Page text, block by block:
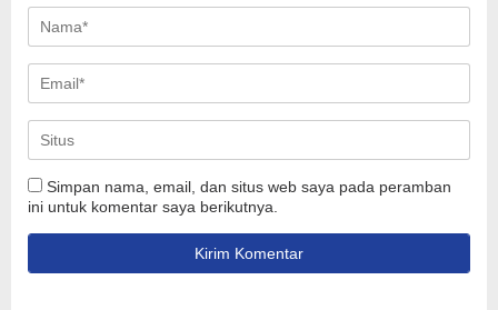
Simpan nama, email, dan situs web saya pada peramban
ini untuk komentar saya berikutnya.